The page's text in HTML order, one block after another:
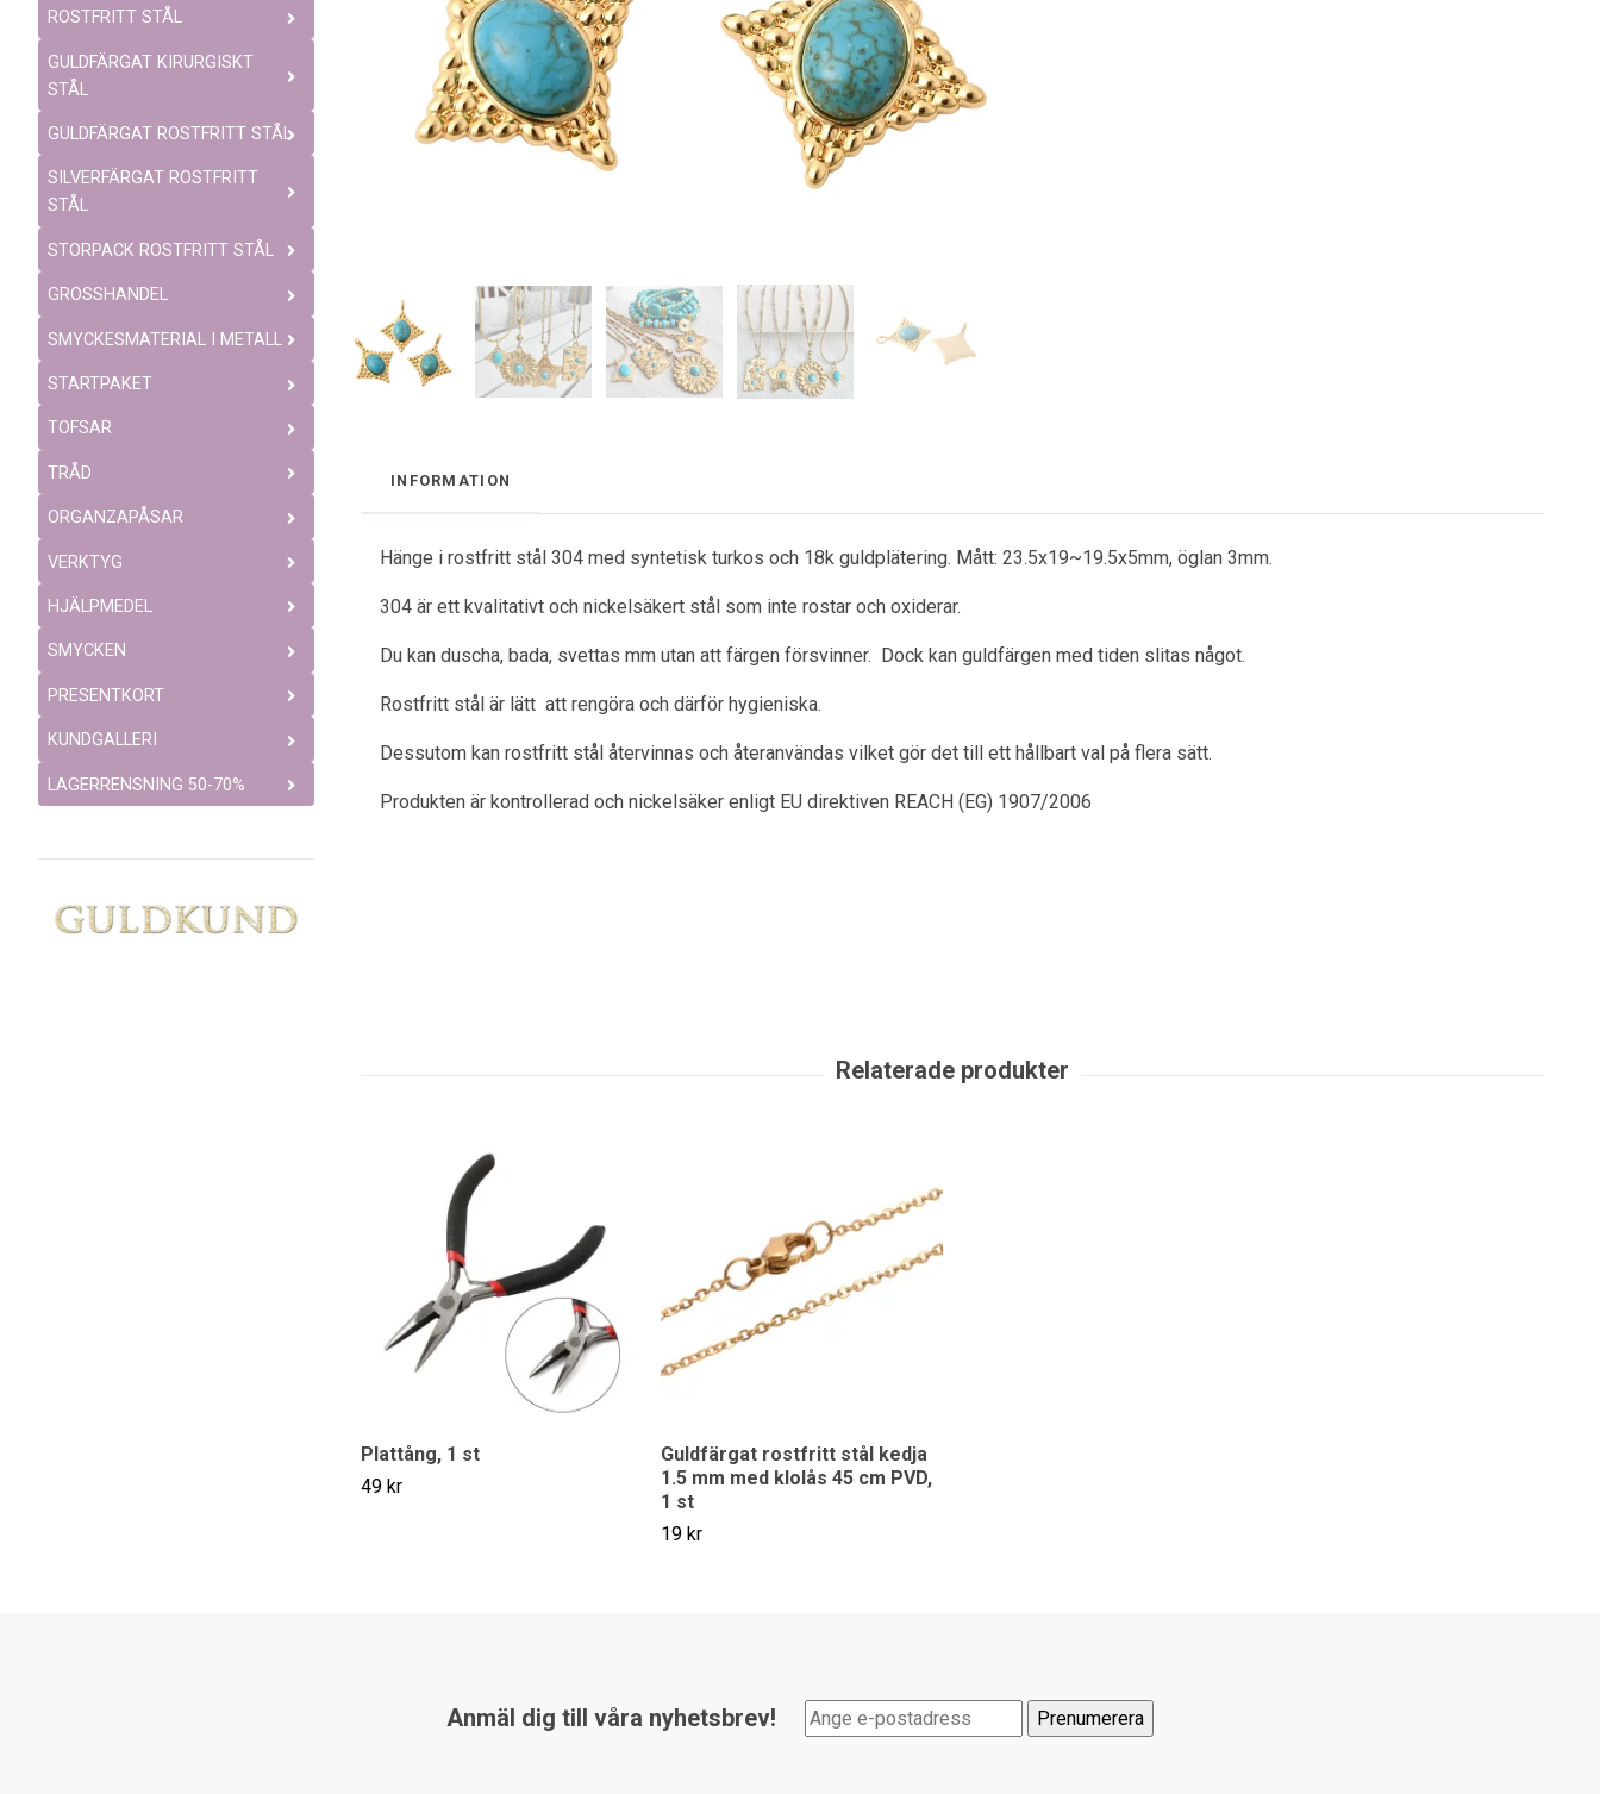
ROSTFRITT STÅL
GULDFÄRGAT KIRURGISKT
STÅL
GULDFÄRGAT ROSTFRITT STÅL
SILVERFÄRGAT ROSTFRITT
STÅL
STORPACK ROSTFRITT STÅL
GROSSHANDEL
SMYCKESMATERIAL I METALL
STARTPAKET
TOFSAR
TRÅD
ORGANZAPÅSAR
VERKTYG
HJÄLPMEDEL
SMYCKEN
PRESENTKORT
KUNDGALLERI
LAGERRENSNING 50-70%
INFORMATION
Hänge i rostfritt stål 304 med syntetisk turkos och 18k guldplätering. Mått: 23.5x19~19.5x5mm, öglan 3mm.
304 är ett kvalitativt och nickelsäkert stål som inte rostar och oxiderar.
Du kan duscha, bada, svettas mm utan att färgen försvinner. Dock kan guldfärgen med tiden slitas något.
Rostfritt stål är lätt att rengöra och därför hygieniska.
Dessutom kan rostfritt stål återvinnas och återanvändas vilket gör det till ett hållbart val på flera sätt.
Produkten är kontrollerad och nickelsäker enligt EU direktiven REACH (EG) 1907/2006
Plattång, 1 st
49 kr
Guldfärgat rostfritt stål kedja
1.5 mm med klolås 45 cm PVD,
1 st
19 kr
Anmäl dig till våra nyhetsbrev!